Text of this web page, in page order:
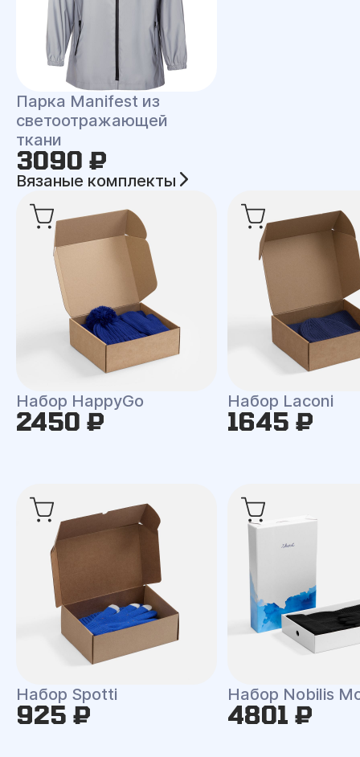
Парка Manifest из
светоотражающей
ткани
3090 ₽
Вязаные комплекты
Набор HappyGo
2450 ₽
Набор Laconi
1645 ₽
Набор Spotti
925 ₽
Набор Nobilis
4801 ₽